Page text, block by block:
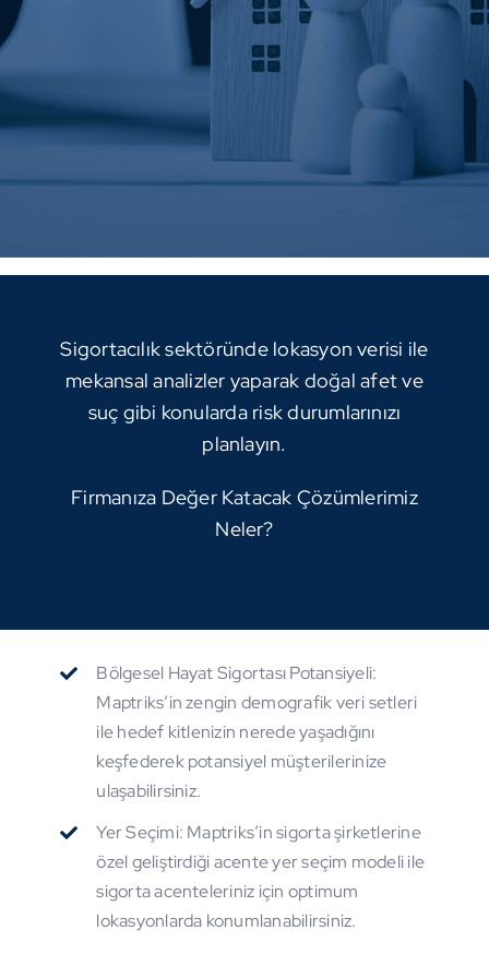
Sigortacılık sektöründe lokasyon verisi ile
mekansal analizler yaparak doğal afet ve
suç gibi konularda risk durumlarınızı
planlayın.
Firmanıza Değer Katacak Çözümlerimiz
Neler?
Bölgesel Hayat Sigortası Potansiyeli:
Maptriks’in zengin demografik veri setleri
ile hedef kitlenizin nerede yaşadığını
keşfederek potansiyel müşterilerinize
ulaşabilirsiniz.
Yer Seçimi: Maptriks’in sigorta şirketlerine
özel geliştirdiği acente yer seçim modeli ile
sigorta acenteleriniz için optimum
lokasyonlarda konumlanabilirsiniz.